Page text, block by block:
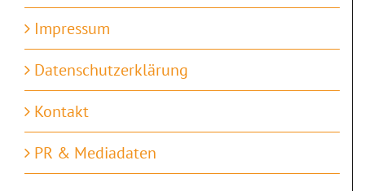
Impressum
Datenschutzerklärung
Kontakt
PR & Mediadaten